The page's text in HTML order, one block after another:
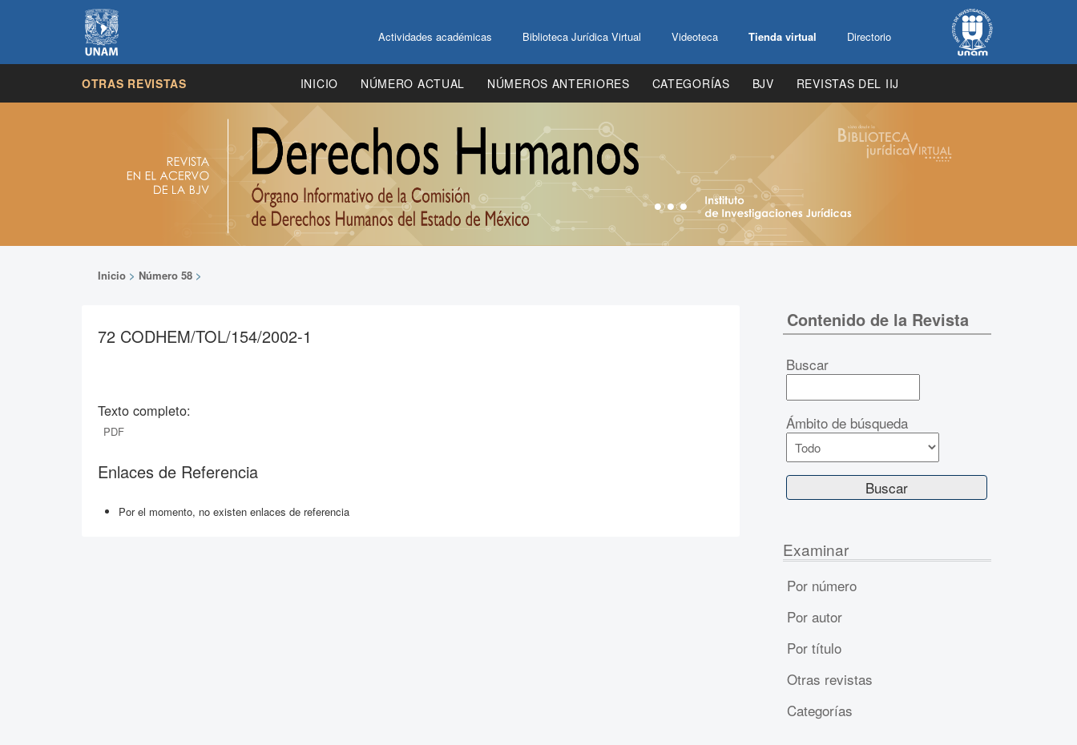
Actividades académicas Biblioteca Jurídica Virtual Videoteca Tienda virtual Directorio
OTRAS REVISTAS INICIO NÚMERO ACTUAL NÚMEROS ANTERIORES CATEGORÍAS BJV REVISTAS DEL IIJ
Inicio > Número 58 >
72 CODHEM/TOL/154/2002-1
Texto completo:
PDF
Enlaces de Referencia
Por el momento, no existen enlaces de referencia
Contenido de la Revista
Buscar
Ámbito de búsqueda
Examinar
Por número
Por autor
Por título
Otras revistas
Categorías